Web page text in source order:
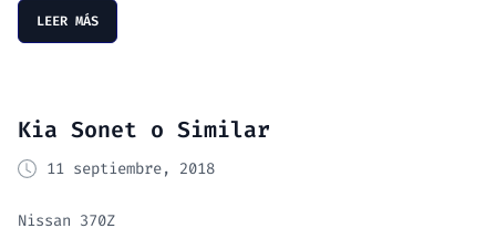
LEER MÁS
Kia Sonet o Similar
11 septiembre, 2018
Nissan 370Z